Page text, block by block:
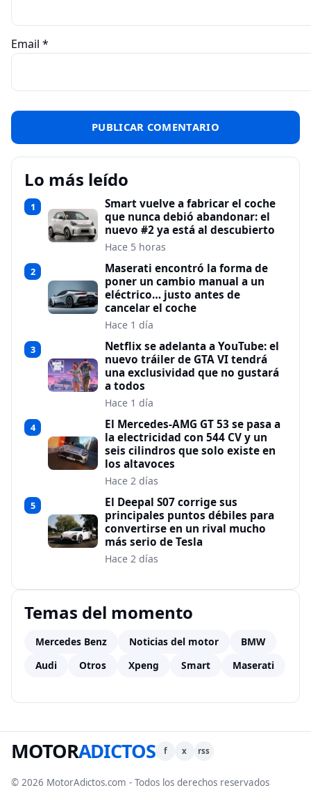
Email *
Lo más leído
1
Smart vuelve a fabricar el coche
que nunca debió abandonar: el
nuevo #2 ya está al descubierto
Hace 5 horas
2
Maserati encontró la forma de
poner un cambio manual a un
eléctrico… justo antes de
cancelar el coche
Hace 1 día
3
Netflix se adelanta a YouTube: el
nuevo tráiler de GTA VI tendrá
una exclusividad que no gustará
a todos
Hace 1 día
4
El Mercedes-AMG GT 53 se pasa a
la electricidad con 544 CV y un
seis cilindros que solo existe en
los altavoces
Hace 2 días
5
El Deepal S07 corrige sus
principales puntos débiles para
convertirse en un rival mucho
más serio de Tesla
Hace 2 días
Temas del momento
Mercedes Benz Noticias del motor
BMW
Audi
Otros Xpeng Smart Maserati
MOTORADICTOS f x rss
© 2026 MotorAdictos.com - Todos los derechos reservados